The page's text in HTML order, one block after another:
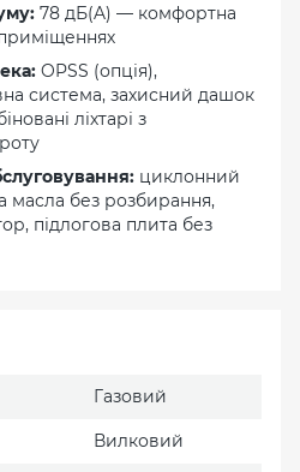
78 дБ(A) — комфортна
OPSS (опція),
система, захисний дашок
ліхтарі з
циклонний
масла без розбирання,
підлогова плита без
Газовий
Вилковий